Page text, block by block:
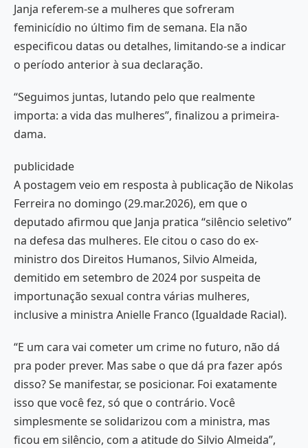
Janja referem-se a mulheres que sofreram
feminicídio no último fim de semana. Ela não
especificou datas ou detalhes, limitando-se a indicar
o período anterior à sua declaração.
“Seguimos juntas, lutando pelo que realmente
importa: a vida das mulheres”, finalizou a primeira-
dama.
publicidade
A postagem veio em resposta à publicação de Nikolas
Ferreira no domingo (29.mar.2026), em que o
deputado afirmou que Janja pratica “silêncio seletivo”
na defesa das mulheres. Ele citou o caso do ex-
ministro dos Direitos Humanos, Silvio Almeida,
demitido em setembro de 2024 por suspeita de
importunação sexual contra várias mulheres,
inclusive a ministra Anielle Franco (Igualdade Racial).
“E um cara vai cometer um crime no futuro, não dá
pra poder prever. Mas sabe o que dá pra fazer após
disso? Se manifestar, se posicionar. Foi exatamente
isso que você fez, só que o contrário. Você
simplesmente se solidarizou com a ministra, mas
ficou em silêncio, com a atitude do Silvio Almeida”,